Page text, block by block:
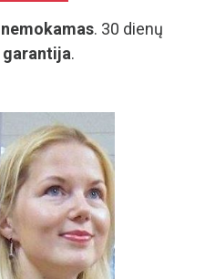
nemokamas. 30 dienų
garantija.